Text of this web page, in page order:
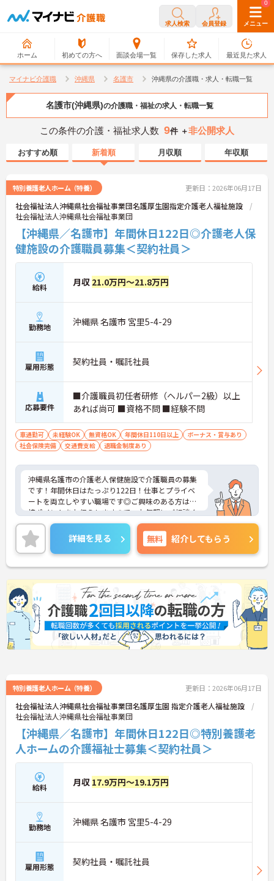
求人検索 会員登録 メニュー
ホーム 初めての方へ 面談会場一覧
0
保存した求人
0
最近見た求人
マイナビ介護職 沖縄県 名護市 沖縄県の介護職・求人・転職一覧
名護市(沖縄県)の介護職・福祉の求人・転職一覧
この条件の介護・福祉求人数 9件 ＋非公開求人
おすすめ順 新着順 月収順 年収順
特別養護老人ホーム（特養） 更新日：2026年06月17日
社会福祉法人沖縄県社会福祉事業団名護厚生園指定介護老人福祉施設
社会福祉法人沖縄県社会福祉事業団
【沖縄県／名護市】年間休日122日◎介護老人保
健施設の介護職員募集＜契約社員＞
給料 月収 21.0万円～21.8万円
勤務地 沖縄県 名護市 宮里5-4-29
雇用形態 契約社員・嘱託社員
応募要件
■介護職員初任者研修（ヘルパー2級）以上
あれば尚可 ■資格不問 ■経験不問
車通勤可 未経験OK 無資格OK 年間休日110日以上
ボーナス・賞与あり
社会保険完備
交通費支給 退職金制度あり
沖縄県名護市の介護老人保健施設で介護職員の募集
です！年間休日はたっぷり122日！仕事とプライベ
ートを両立しやすい職場です◎ご興味のある方は面
接ポイントをお伝えしますので、お気軽にご相談く
ださい！
詳細を見る 無料 紹介してもらう
特別養護老人ホーム（特養） 更新日：2026年06月17日
社会福祉法人沖縄県社会福祉事業団名護厚生園 指定介護老人福祉施設
社会福祉法人沖縄県社会福祉事業団
【沖縄県／名護市】年間休日122日◎特別養護老
人ホームの介護福祉士募集＜契約社員＞
給料 月収 17.9万円～19.1万円
勤務地 沖縄県 名護市 宮里5-4-29
雇用形態 契約社員・嘱託社員